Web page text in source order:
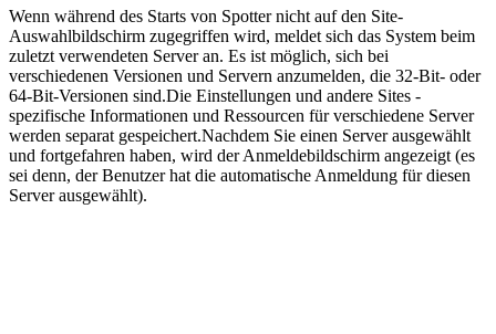
Wenn während des Starts von Spotter nicht auf den Site-
Auswahlbildschirm zugegriffen wird, meldet sich das System beim
zuletzt verwendeten Server an. Es ist möglich, sich bei
verschiedenen Versionen und Servern anzumelden, die 32-Bit- oder
64-Bit-Versionen sind.Die Einstellungen und andere Sites -
spezifische Informationen und Ressourcen für verschiedene Server
werden separat gespeichert.Nachdem Sie einen Server ausgewählt
und fortgefahren haben, wird der Anmeldebildschirm angezeigt (es
sei denn, der Benutzer hat die automatische Anmeldung für diesen
Server ausgewählt).